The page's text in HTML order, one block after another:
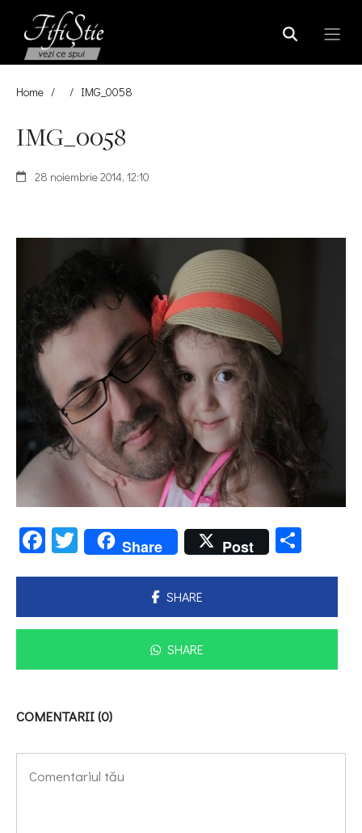
Home / / IMG_0058
IMG_0058
28 noiembrie 2014, 12:10
Facebook
Twitter
Share Post
SHARE
SHARE
COMENTARII (0)